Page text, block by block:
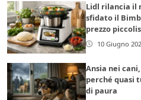
Lidl rilancia il
sfidato il
prezzo
10 Giugno
Ansia nei
perché quasi
di paura